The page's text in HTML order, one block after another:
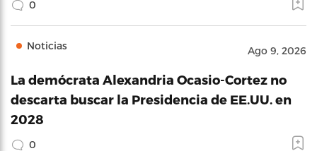
0
Noticias Ago 9, 2026
La demócrata Alexandria Ocasio-Cortez no
descarta buscar la Presidencia de EE.UU. en
2028
0